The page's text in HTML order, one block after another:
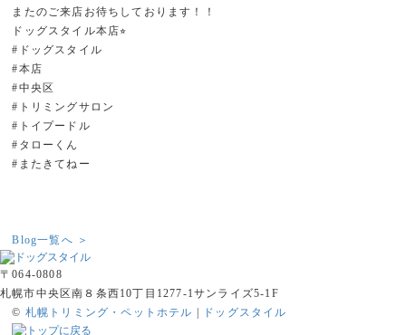
またのご来店お待ちしております！！
ドッグスタイル本店⭐︎
#ドッグスタイル
#本店
#中央区
#トリミングサロン
#トイプードル
#タローくん
#またきてねー
Blog一覧へ ＞
〒064-0808
札幌市中央区南８条西10丁目1277-1サンライズ5-1F
© 札幌トリミング・ペットホテル ドッグスタイル